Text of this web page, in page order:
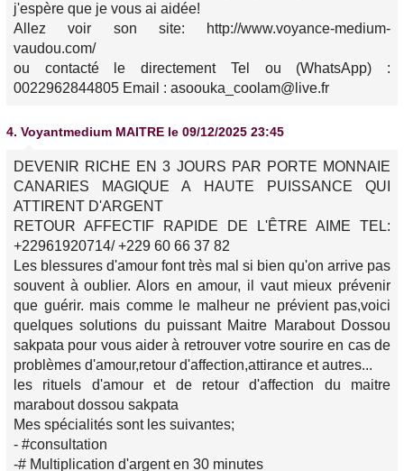
j'espère que je vous ai aidée!
Allez voir son site: http://www.voyance-medium-
vaudou.com/
ou contacté le directement Tel ou (WhatsApp) :
0022962844805 Email : asoouka_coolam@live.fr
4. Voyantmedium MAITRE le 09/12/2025 23:45
DEVENIR RICHE EN 3 JOURS PAR PORTE MONNAIE
CANARIES MAGIQUE A HAUTE PUISSANCE QUI
ATTIRENT D'ARGENT
RETOUR AFFECTIF RAPIDE DE L'ÊTRE AIME TEL:
+22961920714/ +229 60 66 37 82
Les blessures d'amour font très mal si bien qu'on arrive pas
souvent à oublier. Alors en amour, il vaut mieux prévenir
que guérir. mais comme le malheur ne prévient pas,voici
quelques solutions du puissant Maitre Marabout Dossou
sakpata pour vous aider à retrouver votre sourire en cas de
problèmes d'amour,retour d'affection,attirance et autres...
les rituels d'amour et de retour d'affection du maitre
marabout dossou sakpata
Mes spécialités sont les suivantes;
- #consultation
-# Multiplication d'argent en 30 minutes